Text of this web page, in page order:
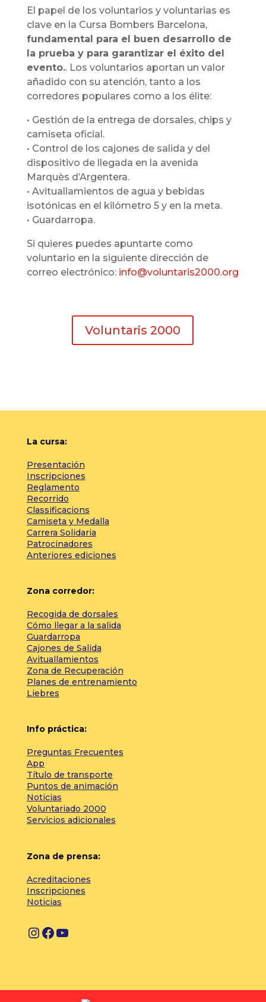
El papel de los voluntarios y voluntarias es
clave en la Cursa Bombers Barcelona,
fundamental para el buen desarrollo de
la prueba y para garantizar el éxito del
evento.. Los voluntarios aportan un valor
añadido con su atención, tanto a los
corredores populares como a los élite:
• Gestión de la entrega de dorsales, chips y
camiseta oficial.
• Control de los cajones de salida y del
dispositivo de llegada en la avenida
Marquès d’Argentera.
• Avituallamientos de agua y bebidas
isotónicas en el kilómetro 5 y en la meta.
• Guardarropa.
Si quieres puedes apuntarte como
voluntario en la siguiente dirección de
correo electrónico: info@voluntaris2000.org
Voluntaris 2000
La cursa:
Presentación
Inscripciones
Reglamento
Recorrido
Classificacions
Camiseta y Medalla
Carrera Solidaria
Patrocinadores
Anteriores ediciones
Zona corredor:
Recogida de dorsales
Cómo llegar a la salida
Guardarropa
Cajones de Salida
Avituallamientos
Zona de Recuperación
Planes de entrenamiento
Liebres
Info práctica:
Preguntas Frecuentes
App
Título de transporte
Puntos de animación
Noticias
Voluntariado 2000
Servicios adicionales
Zona de prensa:
Acreditaciones
Inscripciones
Noticias
I
t
F
e
Y
T